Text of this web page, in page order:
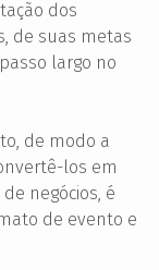
dos
de suas metas
largo no
de modo a
los em
negócios, é
de evento e